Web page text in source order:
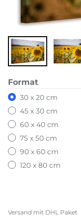
Format
30 x 20 cm
45 x 30 cm
60 x 40 cm
75 x 50 cm
90 x 60 cm
120 x 80 cm
Versand mit DHL Paket